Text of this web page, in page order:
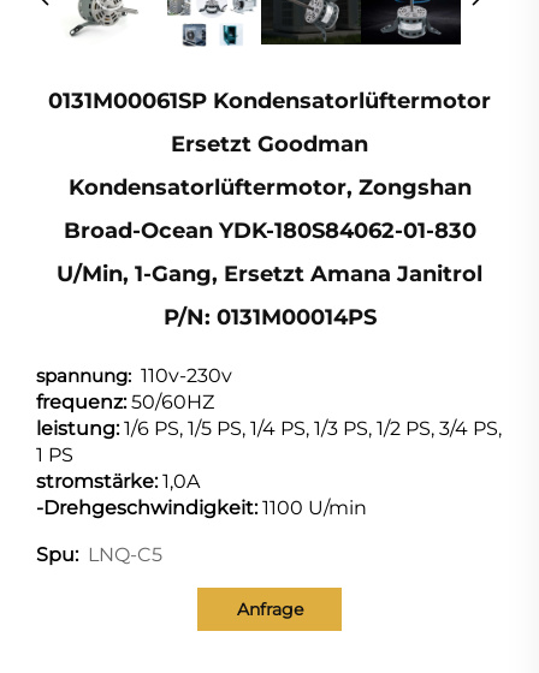
0131M00061SP Kondensatorlüftermotor
Ersetzt Goodman
Kondensatorlüftermotor, Zongshan
Broad-Ocean YDK-180S84062-01-830
U/min, 1-Gang, Ersetzt Amana Janitrol
P/N: 0131M00014PS
spannung: 110v-230v
frequenz:50/60HZ
leistung:1/6 PS, 1/5 PS, 1/4 PS, 1/3 PS, 1/2 PS, 3/4 PS,
1 PS
stromstärke:1,0A
-Drehgeschwindigkeit:1100 U/min
Spu: LNQ-C5
Anfrage